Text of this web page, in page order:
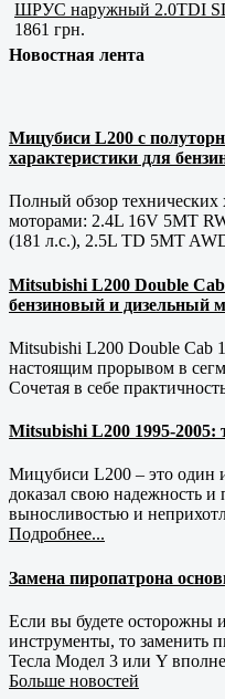
ШРУС наружный 2.0TDI
1861 грн.
Новостная лента
Мицубиси L200 с
характеристики для
Полный обзор
моторами: 2.4L 16V 5MT
(181 л.с.), 2.5L TD 5MT
Mitsubishi L200 Double
бензиновый и дизельный
Mitsubishi L200 Double Cab
настоящим прорывом в
Сочетая в себе
Mitsubishi L200 1995-2005:
Мицубиси L200 – это один
доказал свою надежность и
выносливостью и
Подробнее...
Замена пиропатрона
Если вы будете осторожны
инструменты, то заменить
Тесла Модел 3 или Y
Больше новостей